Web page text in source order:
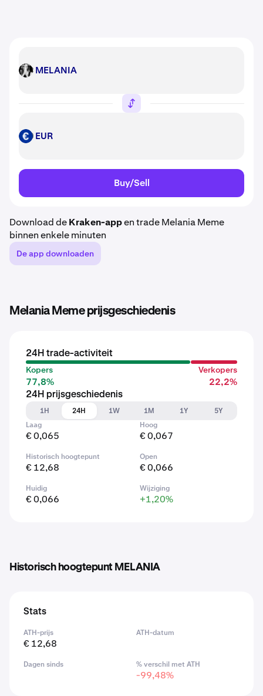
MELANIA MELANIA
EUR EUR
Buy/Sell
Download deKraken-appen trade Melania Meme
binnen enkele minuten
De app downloaden
Melania Meme prijsgeschiedenis
24H trade-activiteit
Kopers
77,8%
Verkopers
22,2%
24H prijsgeschiedenis
1H
24H 1W 1M 1Y
5Y
Laag
€ 0,065
Hoog
€ 0,067
Historisch hoogtepunt
€ 12,68
Open
€ 0,066
Huidig
€ 0,066
Wijziging
+1,20%
Historisch hoogtepunt MELANIA
Stats
ATH-prijs
€ 12,68
ATH-datum
Dagen sinds % verschil met ATH
-99,48%